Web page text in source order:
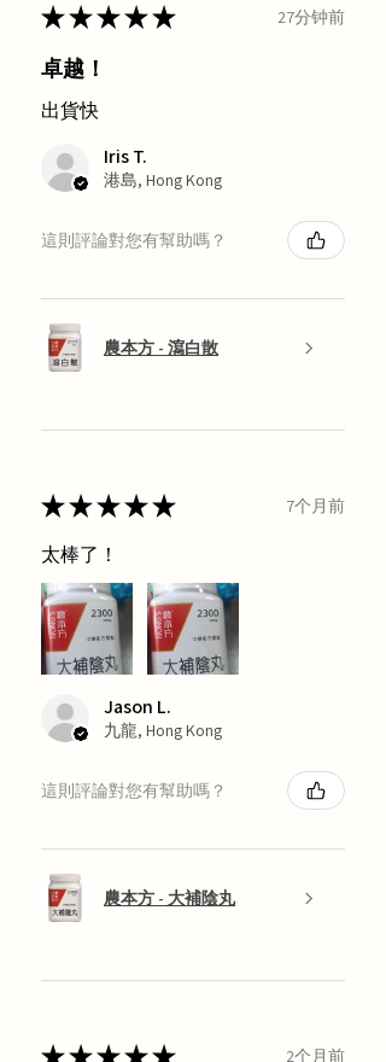
★★★★★ 27分钟前
卓越！
出貨快
Iris T.
港島, Hong Kong
這則評論對您有幫助嗎？
農本方 - 瀉白散
★★★★★ 7个月前
太棒了！
Jason L.
九龍, Hong Kong
這則評論對您有幫助嗎？
農本方 - 大補陰丸
2个月前